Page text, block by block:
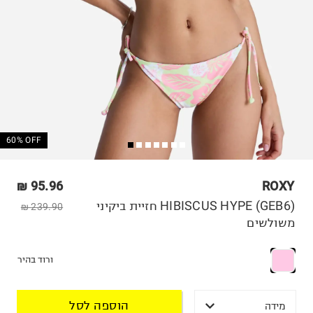
60% OFF
ROXY
95.96 ₪
239.90 ₪
HIBISCUS HYPE (GEB6) חזיית ביקיני
משולשים
ורוד בהיר
מידה הוספה לסל